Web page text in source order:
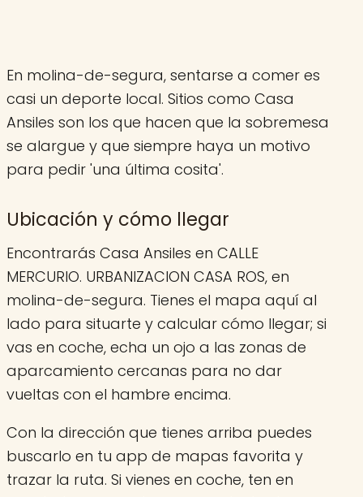
En molina-de-segura, sentarse a comer es
casi un deporte local. Sitios como Casa
Ansiles son los que hacen que la sobremesa
se alargue y que siempre haya un motivo
para pedir 'una última cosita'.
Ubicación y cómo llegar
Encontrarás Casa Ansiles en CALLE
MERCURIO. URBANIZACION CASA ROS, en
molina-de-segura. Tienes el mapa aquí al
lado para situarte y calcular cómo llegar; si
vas en coche, echa un ojo a las zonas de
aparcamiento cercanas para no dar
vueltas con el hambre encima.
Con la dirección que tienes arriba puedes
buscarlo en tu app de mapas favorita y
trazar la ruta. Si vienes en coche, ten en